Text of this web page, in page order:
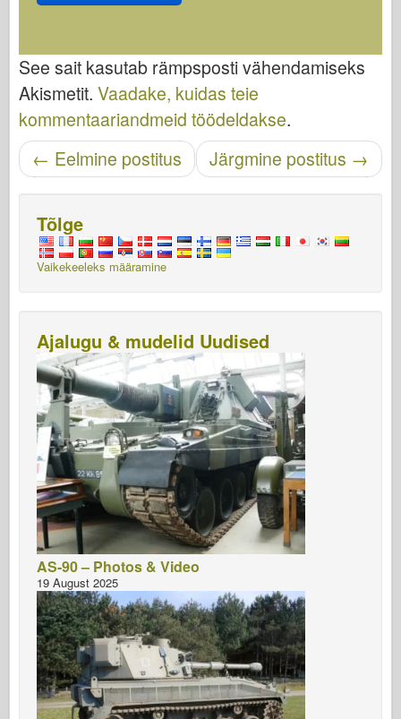
See sait kasutab rämpsposti vähendamiseks
Akismetit. Vaadake, kuidas teie
kommentaariandmeid töödeldakse.
Navigeerimise sisestamineJärgmine postitus →
← Eelmine postitus
Tõlge
Vaikekeeleks määramine
Ajalugu & mudelid Uudised
AS-90 – Photos & Video
19 August 2025